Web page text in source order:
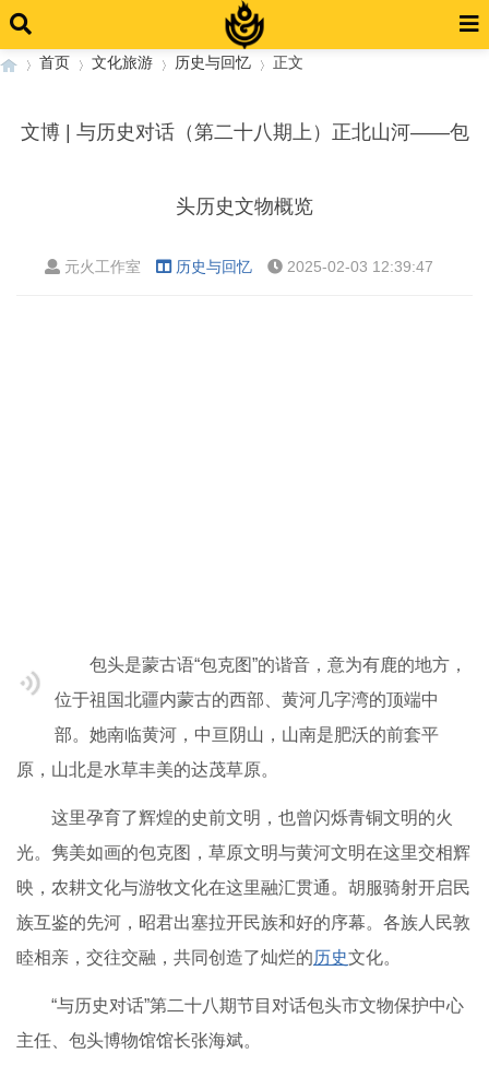
首页 文化旅游 历史与回忆 正文
文博 | 与历史对话（第二十八期上）正北山河——包
头历史文物概览
元火工作室 历史与回忆 2025-02-03 12:39:47
包头是蒙古语“包克图”的谐音，意为有鹿的地方，
位于祖国北疆内蒙古的西部、黄河几字湾的顶端中
部。她南临黄河，中亘阴山，山南是肥沃的前套平
原，山北是水草丰美的达茂草原。
这里孕育了辉煌的史前文明，也曾闪烁青铜文明的火
光。隽美如画的包克图，草原文明与黄河文明在这里交相辉
映，农耕文化与游牧文化在这里融汇贯通。胡服骑射开启民
族互鉴的先河，昭君出塞拉开民族和好的序幕。各族人民敦
睦相亲，交往交融，共同创造了灿烂的历史文化。
“与历史对话”第二十八期节目对话包头市文物保护中心
主任、包头博物馆馆长张海斌。